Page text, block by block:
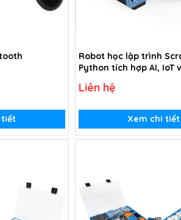
tiết
Robot học lập trình
Python tích hợp AI, IoT
giảng và hướng dẫn
Liên hệ
Xem chi tiết